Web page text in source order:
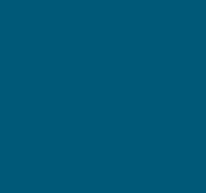
Day」イベント